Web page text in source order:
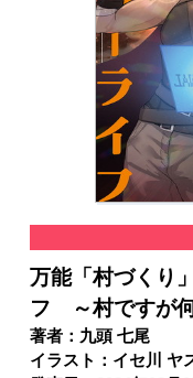
万能「村づくり
フ ～村ですが
著者：九頭 七尾
イラスト：イセ川 ヤ